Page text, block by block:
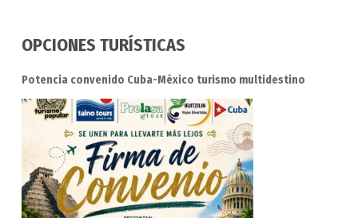
OPCIONES TURÍSTICAS
Potencia convenido Cuba-México turismo multidestino